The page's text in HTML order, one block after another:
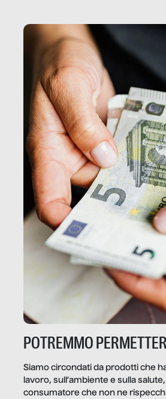
POTREMMO
Siamo circondati da prodotti che
lavoro, sull’ambiente e sulla
consumatore che non ne